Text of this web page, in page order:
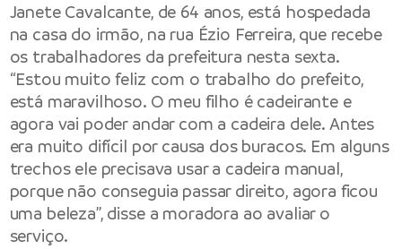
Janete Cavalcante, de 64 anos, está hospedada
na casa do irmão, na rua Ézio Ferreira, que recebe
os trabalhadores da prefeitura nesta sexta.
“Estou muito feliz com o trabalho do prefeito,
está maravilhoso. O meu filho é cadeirante e
agora vai poder andar com a cadeira dele. Antes
era muito difícil por causa dos buracos. Em alguns
trechos ele precisava usar a cadeira manual,
porque não conseguia passar direito, agora ficou
uma beleza”, disse a moradora ao avaliar o
serviço.